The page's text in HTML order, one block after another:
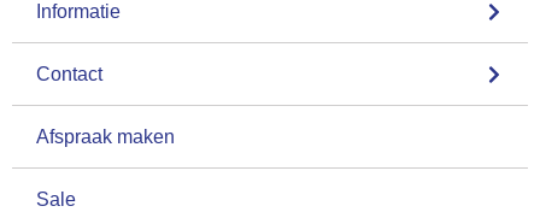
Informatie
Contact
Afspraak maken
Sale